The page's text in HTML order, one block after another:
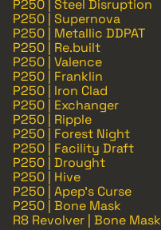
P250 | Steel Disruption
P250 | Supernova
P250 | Metallic DDPAT
P250 | Re.built
P250 | Valence
P250 | Franklin
P250 | Iron Clad
P250 | Exchanger
P250 | Ripple
P250 | Forest Night
P250 | Facility Draft
P250 | Drought
P250 | Hive
P250 | Apep's Curse
P250 | Bone Mask
R8 Revolver | Bone Mask